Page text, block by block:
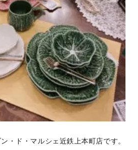
・ド・マルシェ近鉄上本町店です。